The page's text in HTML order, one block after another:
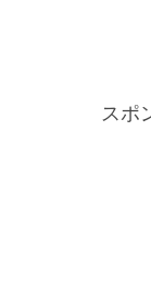
スポ